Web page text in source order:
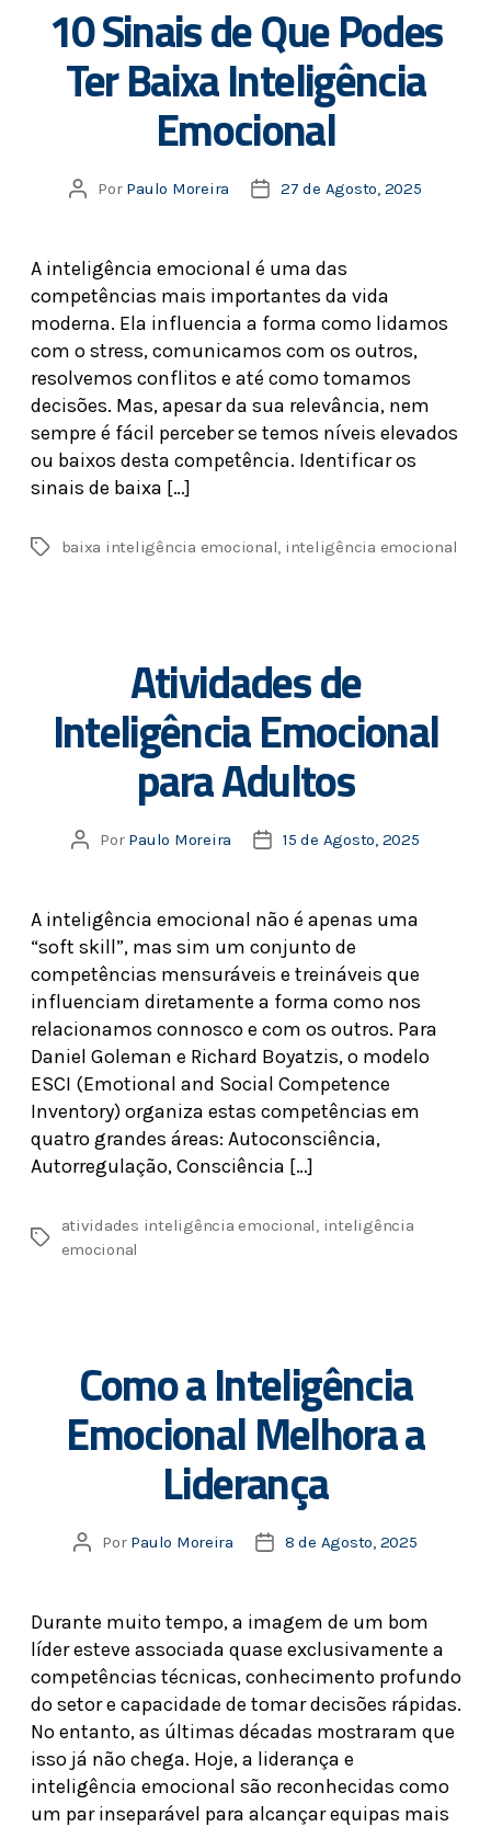
10 Sinais de Que Podes
Ter Baixa Inteligência
Emocional
Por Paulo Moreira 27 de Agosto, 2025
A inteligência emocional é uma das
competências mais importantes da vida
moderna. Ela influencia a forma como lidamos
com o stress, comunicamos com os outros,
resolvemos conflitos e até como tomamos
decisões. Mas, apesar da sua relevância, nem
sempre é fácil perceber se temos níveis elevados
ou baixos desta competência. Identificar os
sinais de baixa […]
baixa inteligência emocional, inteligência emocional
Atividades de
Inteligência Emocional
para Adultos
Por Paulo Moreira 15 de Agosto, 2025
A inteligência emocional não é apenas uma
“soft skill”, mas sim um conjunto de
competências mensuráveis e treináveis que
influenciam diretamente a forma como nos
relacionamos connosco e com os outros. Para
Daniel Goleman e Richard Boyatzis, o modelo
ESCI (Emotional and Social Competence
Inventory) organiza estas competências em
quatro grandes áreas: Autoconsciência,
Autorregulação, Consciência […]
atividades inteligência emocional, inteligência
emocional
Como a Inteligência
Emocional Melhora a
Liderança
Por Paulo Moreira 8 de Agosto, 2025
Durante muito tempo, a imagem de um bom
líder esteve associada quase exclusivamente a
competências técnicas, conhecimento profundo
do setor e capacidade de tomar decisões rápidas.
No entanto, as últimas décadas mostraram que
isso já não chega. Hoje, a liderança e
inteligência emocional são reconhecidas como
um par inseparável para alcançar equipas mais